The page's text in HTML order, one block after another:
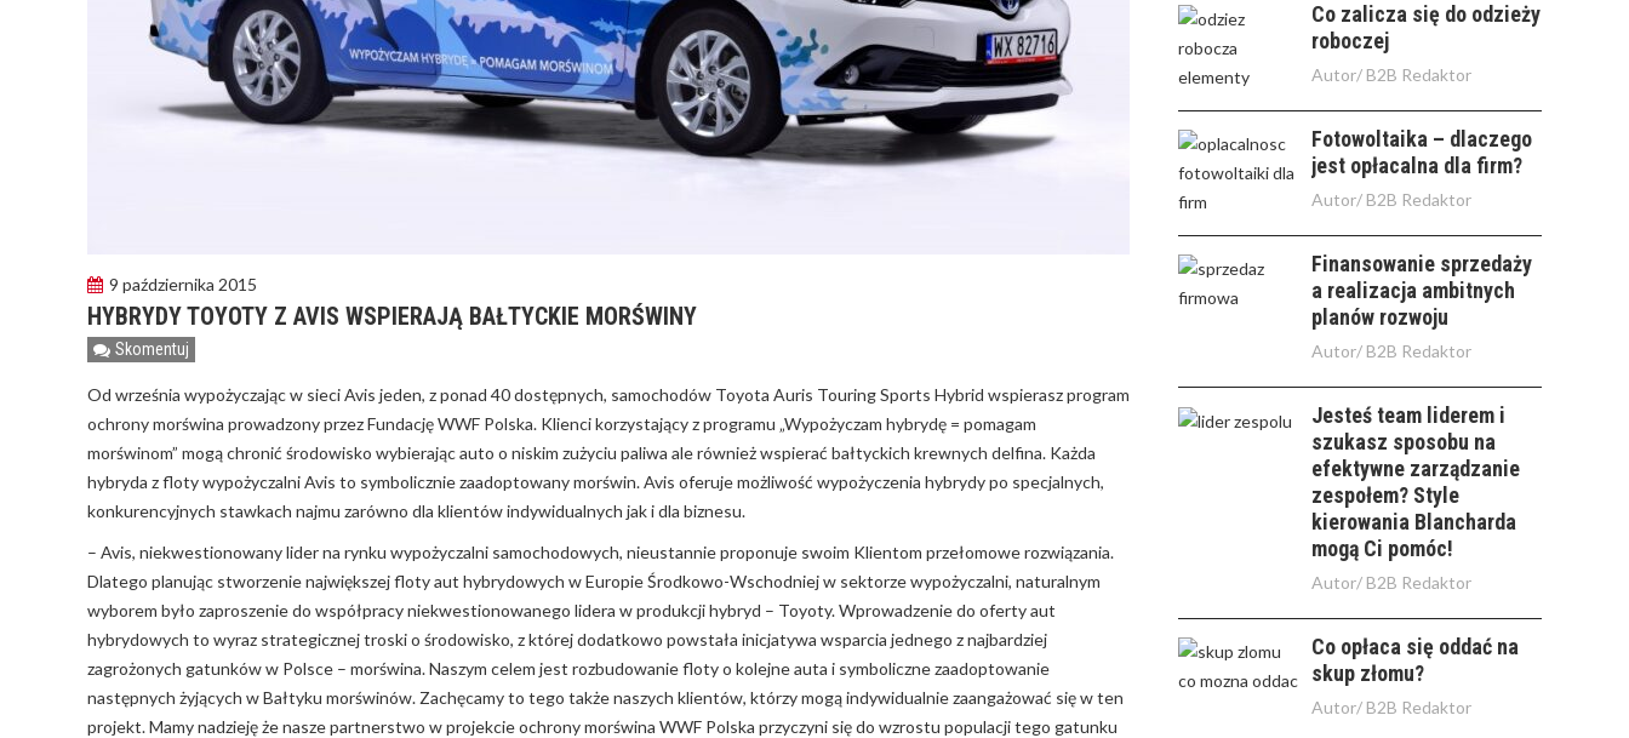
9 października 2015
HYBRYDY TOYOTY Z AVIS WSPIERAJĄ BAŁTYCKIE MORŚWINY
Skomentuj
Od września wypożyczając w sieci Avis jeden, z ponad 40 dostępnych, samochodów Toyota Auris Touring Sports Hybrid wspierasz program
ochrony morświna prowadzony przez Fundację WWF Polska. Klienci korzystający z programu „Wypożyczam hybrydę = pomagam
morświnom” mogą chronić środowisko wybierając auto o niskim zużyciu paliwa ale również wspierać bałtyckich krewnych delfina. Każda
hybryda z floty wypożyczalni Avis to symbolicznie zaadoptowany morświn. Avis oferuje możliwość wypożyczenia hybrydy po specjalnych,
konkurencyjnych stawkach najmu zarówno dla klientów indywidualnych jak i dla biznesu.
– Avis, niekwestionowany lider na rynku wypożyczalni samochodowych, nieustannie proponuje swoim Klientom przełomowe rozwiązania.
Dlatego planując stworzenie największej floty aut hybrydowych w Europie Środkowo-Wschodniej w sektorze wypożyczalni, naturalnym
wyborem było zaproszenie do współpracy niekwestionowanego lidera w produkcji hybryd – Toyoty. Wprowadzenie do oferty aut
hybrydowych to wyraz strategicznej troski o środowisko, z której dodatkowo powstała inicjatywa wsparcia jednego z najbardziej
zagrożonych gatunków w Polsce – morświna. Naszym celem jest rozbudowanie floty o kolejne auta i symboliczne zaadoptowanie
następnych żyjących w Bałtyku morświnów. Zachęcamy to tego także naszych klientów, którzy mogą indywidualnie zaangażować się w ten
projekt. Mamy nadzieję że nasze partnerstwo w projekcie ochrony morświna WWF Polska przyczyni się do wzrostu populacji tego gatunku
Co zalicza się do odzieży
roboczej
Autor/ B2B Redaktor
Fotowoltaika – dlaczego
jest opłacalna dla firm?
Autor/ B2B Redaktor
Finansowanie sprzedaży
a realizacja ambitnych
planów rozwoju
Autor/ B2B Redaktor
Jesteś team liderem i
szukasz sposobu na
efektywne zarządzanie
zespołem? Style
kierowania Blancharda
mogą Ci pomóc!
Autor/ B2B Redaktor
Co opłaca się oddać na
skup złomu?
Autor/ B2B Redaktor